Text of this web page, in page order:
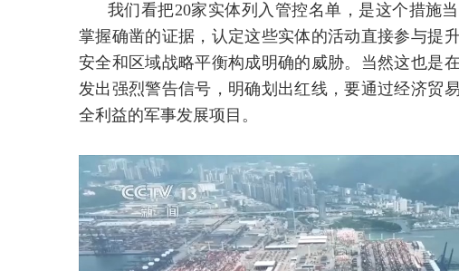
我们看把20家实体列入管控名单，是这个措施
掌握确凿的证据，认定这些实体的活动直接参与提
安全和区域战略平衡构成明确的威胁。当然这也是
发出强烈警告信号，明确划出红线，要通过经济贸
全利益的军事发展项目。